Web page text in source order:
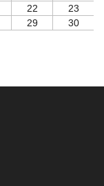
22
23
29
30